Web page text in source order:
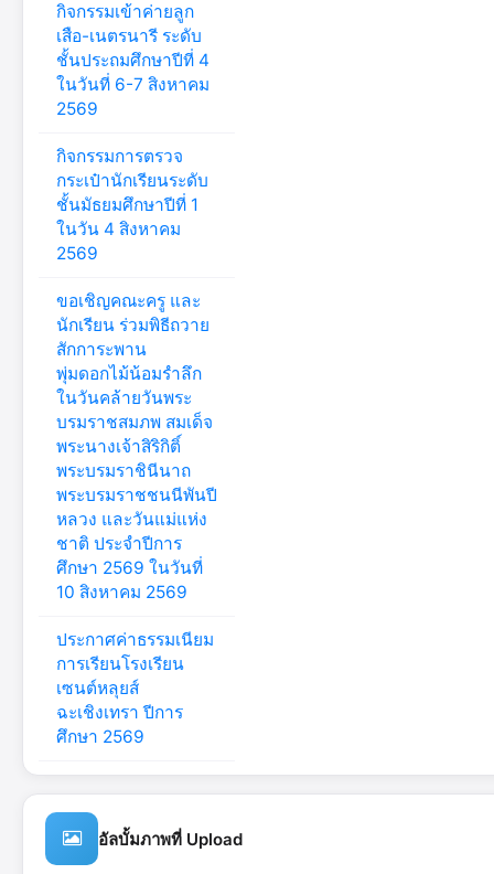
กิจกรรมเข้าค่ายลูก
เสือ-เนตรนารี ระดับ
ชั้นประถมศึกษาปีที่ 4
ในวันที่ 6-7 สิงหาคม
2569
กิจกรรมการตรวจ
กระเป๋านักเรียนระดับ
ชั้นมัธยมศึกษาปีที่ 1
ในวัน 4 สิงหาคม
2569
ขอเชิญคณะครู และ
นักเรียน ร่วมพิธีถวาย
สักการะพาน
พุ่มดอกไม้น้อมรำลึก
ในวันคล้ายวันพระ
บรมราชสมภพ สมเด็จ
พระนางเจ้าสิริกิติ์
พระบรมราชินีนาถ
พระบรมราชชนนีพันปี
หลวง และวันแม่แห่ง
ชาติ ประจำปีการ
ศึกษา 2569 ในวันที่
10 สิงหาคม 2569
ประกาศค่าธรรมเนียม
การเรียนโรงเรียน
เซนต์หลุยส์
ฉะเชิงเทรา ปีการ
ศึกษา 2569
อัลบั้มภาพที่ Upload